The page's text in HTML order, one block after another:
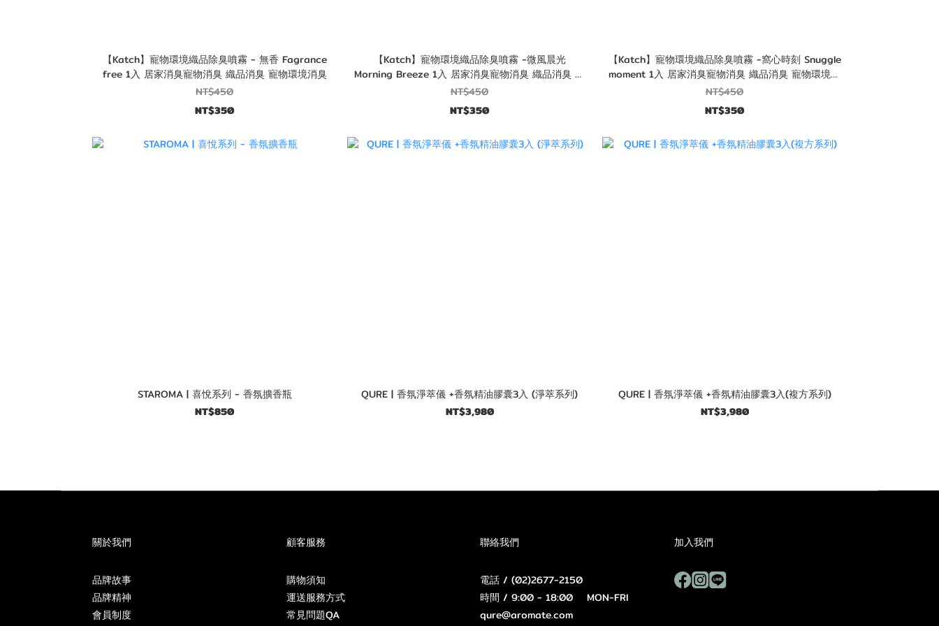
【Katch】寵物環境織品除臭噴霧 - 無香 Fagrance
free 1入 居家消臭寵物消臭 織品消臭 寵物環境消臭
NT$450
NT$350
【Katch】寵物環境織品除臭噴霧 -微風晨光
Morning Breeze 1入 居家消臭寵物消臭 織品消臭 寵
物環境消臭 --
NT$450
NT$350
【Katch】寵物環境織品除臭噴霧 -窩心時刻 Snuggle
moment 1入 居家消臭寵物消臭 織品消臭 寵物環境消
臭 --
NT$450
NT$350
STAROMA | 喜悅系列 - 香氛擴香瓶
NT$850
QURE | 香氛淨萃儀 +香氛精油膠囊3入 (淨萃系列)
NT$3,980
QURE | 香氛淨萃儀 +香氛精油膠囊3入(複方系列)
NT$3,980
關於我們
品牌故事
品牌精神
會員制度
顧客服務
購物須知
運送服務方式
常見問題QA
聯絡我們
電話 / (02)2677-2150
時間 / 9:00 - 18:00 MON-FRI
qure@aromate.com
加入我們